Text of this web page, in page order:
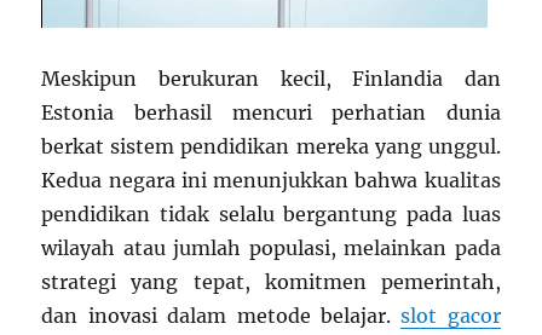
Meskipun berukuran kecil, Finlandia dan
Estonia berhasil mencuri perhatian dunia
berkat sistem pendidikan mereka yang unggul.
Kedua negara ini menunjukkan bahwa kualitas
pendidikan tidak selalu bergantung pada luas
wilayah atau jumlah populasi, melainkan pada
strategi yang tepat, komitmen pemerintah,
dan inovasi dalam metode belajar.slot gacor